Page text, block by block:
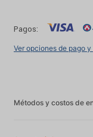
Pagos:
Ver opciones de pago
Métodos y costos de